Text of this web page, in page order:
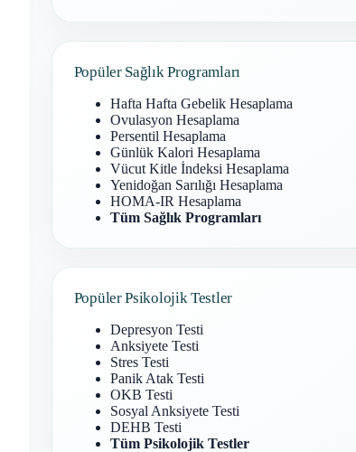
Popüler Sağlık Programları
Hafta Hafta Gebelik Hesaplama
Ovulasyon Hesaplama
Persentil Hesaplama
Günlük Kalori Hesaplama
Vücut Kitle İndeksi Hesaplama
Yenidoğan Sarılığı Hesaplama
HOMA-IR Hesaplama
Tüm Sağlık Programları
Popüler Psikolojik Testler
Depresyon Testi
Anksiyete Testi
Stres Testi
Panik Atak Testi
OKB Testi
Sosyal Anksiyete Testi
DEHB Testi
Tüm Psikolojik Testler